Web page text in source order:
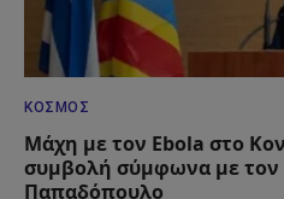
ΚΌΣΜΟΣ
Μάχη με τον Ebola στο
συμβολή σύμφωνα με
Παπαδόπουλο